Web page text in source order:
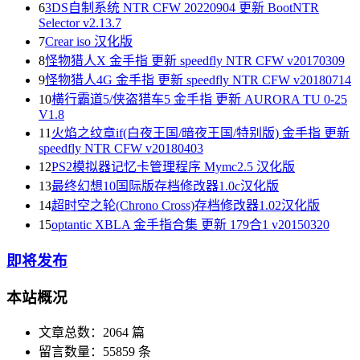
63DS自制系统 NTR CFW 20220904 更新 BootNTR
Selector v2.13.7
7Crear iso 汉化版
8怪物猎人X 金手指 更新 speedfly NTR CFW v20170309
9怪物猎人4G 金手指 更新 speedfly NTR CFW v20180714
10横行霸道5/侠盗猎车5 金手指 更新 AURORA TU 0-25
V1.8
11 火焰之纹章if(白夜王国/暗夜王国/特别版) 金手指 更新
speedfly NTR CFW v20180403
12PS2模拟器记忆卡管理程序 Mymc2.5 汉化版
13最终幻想10国际版存档修改器1.0c汉化版
14超时空之轮(Chrono Cross)存档修改器1.02汉化版
15optantic XBLA 金手指合集 更新 179合1 v20150320
即将发布
本站概况
文章总数：2064 篇
留言数量：55859 条